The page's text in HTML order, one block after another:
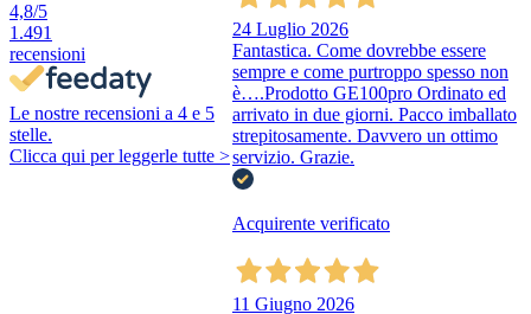
4,8/5
1.491
recensioni
Le nostre recensioni a 4 e 5
stelle.
Clicca qui per leggerle tutte >
24 Luglio 2026
Fantastica. Come dovrebbe essere
sempre e come purtroppo spesso non
è….Prodotto GE100pro Ordinato ed
arrivato in due giorni. Pacco imballato
strepitosamente. Davvero un ottimo
servizio. Grazie.
Acquirente verificato
11 Giugno 2026